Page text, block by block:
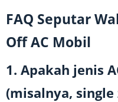
FAQ Seputar
Off AC Mobil
1. Apakah jenis
(misalnya, single